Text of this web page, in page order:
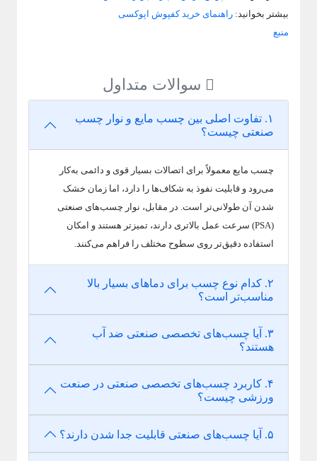
بیشتر بخوانید: راهنمای خرید کفپوش اپوکسی
منبع
سوالات متداول
۱. تفاوت اصلی بین چسب مایع و نوار چسب
صنعتی چیست؟
چسب مایع معمولاً برای اتصالات بسیار قوی و دائمی به‌کار
می‌رود و قابلیت نفوذ به شکاف‌ها را دارد، اما زمان خشک
شدن آن طولانی‌تر است. در مقابل، نوار چسب‌های صنعتی
(PSA) سرعت عمل بالاتری دارند، تمیزتر هستند و امکان
استفاده دقیق‌تر روی سطوح مختلف را فراهم می‌کنند.
۲. کدام نوع چسب برای دماهای بسیار بالا
مناسب‌تر است؟
۳. آیا چسب‌های تخصصی صنعتی ضد آب
هستند؟
۴. کاربرد چسب‌های تخصصی صنعتی در صنعت
ورزشی چیست؟
۵. آیا چسب‌های صنعتی قابلیت جدا شدن دارند؟